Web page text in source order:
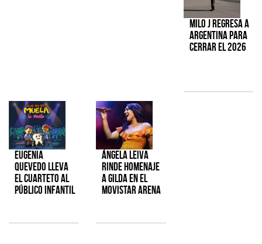
Milo J regresa a
Argentina para
cerrar el 2026
Eugenia
Quevedo lleva
el cuarteto al
público infantil
Ángela Leiva
rinde homenaje
a Gilda en el
Movistar Arena